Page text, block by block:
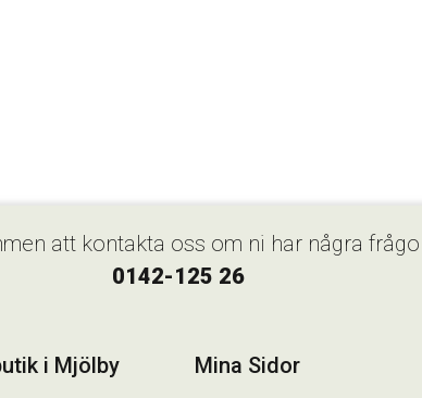
att kontakta oss om ni har några
0142-125 26
i Mjölby Mina Sidor